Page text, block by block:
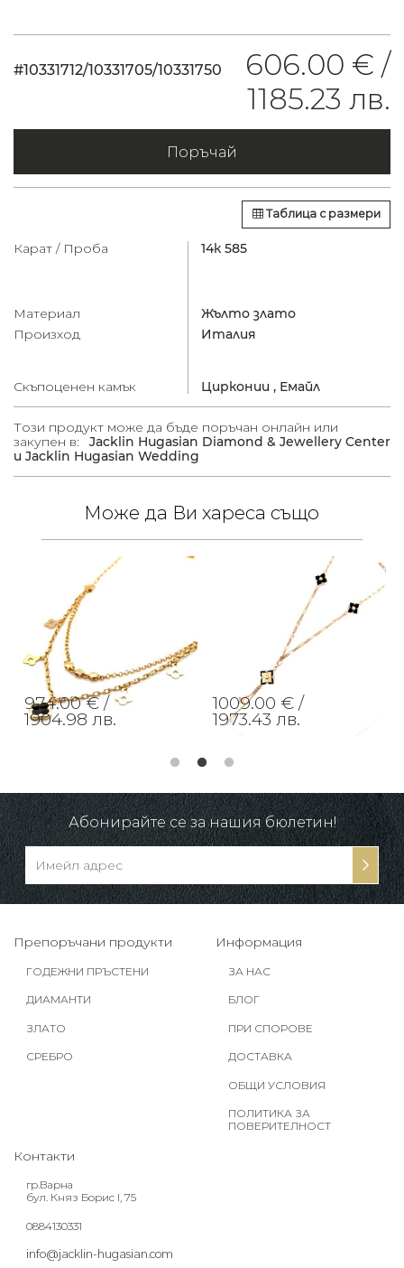
#10331712/10331705/10331750
606.00 € /
1185.23 лв.
Поръчай
Таблица с размери
Карат / Проба 14к 585
Материал
Жълто злато
Произход
Италия
Скъпоценен камък Цирконии , Емайл
Този продукт може да бъде поръчан онлайн или
закупен в:
Jacklin Hugasian Diamond & Jewellery Center
и Jacklin Hugasian Wedding
Може да Ви хареса също
974.00 € /
1904.98 лв.
1009.00 € /
1973.43 лв.
Абонирайте се за нашия бюлетин!
Препоръчани продукти
ГОДЕЖНИ ПРЪСТЕНИ
ДИАМАНТИ
ЗЛАТО
СРЕБРО
Информация
ЗА НАС
БЛОГ
ПРИ СПОРОВЕ
ДОСТАВКА
ОБЩИ УСЛОВИЯ
ПОЛИТИКА ЗА
ПОВЕРИТЕЛНОСТ
Контакти
гр.Варна
бул. Княз Борис I, 75
0884130331
info@jacklin-hugasian.com